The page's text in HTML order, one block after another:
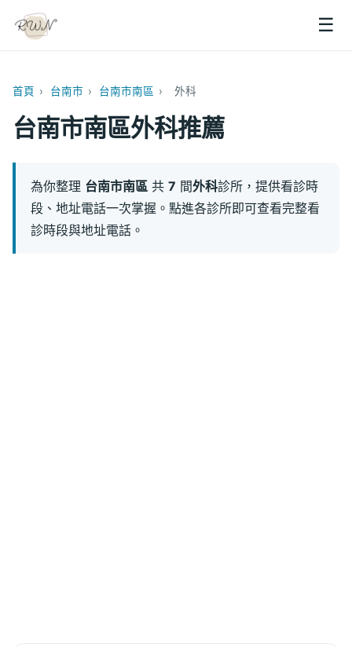
☰
首頁 › 台南市 › 台南市南區 › 外科
台南市南區外科推薦
為你整理 台南市南區 共7 間外科診所，提供看診時
段、地址電話一次掌握。點進各診所即可查看完整看
診時段與地址電話。